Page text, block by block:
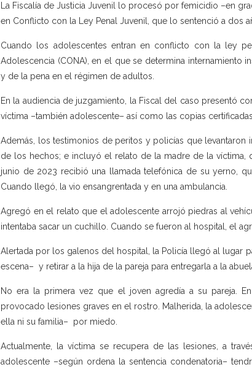
La Fiscalía de Justicia Juvenil lo procesó por femicidio –en
en Conflicto con la Ley Penal Juvenil, que lo sentenció a dos
Cuando los adolescentes entran en conflicto con la ley
Adolescencia (CONA), en el que se determina internamiento
y de la pena en el régimen de adultos.
En la audiencia de juzgamiento, la Fiscal del caso presentó
víctima –también adolescente– así como las copias
Además, los testimonios de peritos y policías que
de los hechos; e incluyó el relato de la madre de la
junio de 2023 recibió una llamada telefónica de su yerno,
Cuando llegó, la vio ensangrentada y en una ambulancia.
Agregó en el relato que el adolescente arrojó piedras al
intentaba sacar un cuchillo. Cuando se fueron al hospital, el
Alertada por los galenos del hospital, la Policía llegó al lugar
escena– y retirar a la hija de la pareja para entregarla a la
No era la primera vez que el joven agredía a su pareja.
provocado lesiones graves en el rostro. Malherida, la
ella ni su familia– por miedo.
Actualmente, la víctima se recupera de las lesiones, a
adolescente –según ordena la sentencia condenatoria–